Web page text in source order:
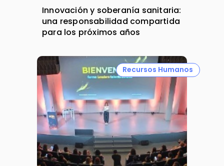
Innovación y soberanía sanitaria:
una responsabilidad compartida
para los próximos años
Recursos Humanos